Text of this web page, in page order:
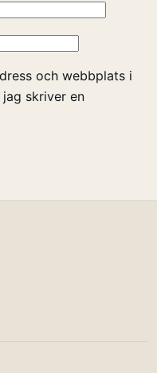
och webbplats i
skriver en